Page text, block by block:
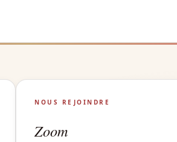
NOUS REJOINDRE
Zoom